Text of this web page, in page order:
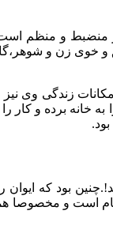
منضبط و منظم
خوی زن و
زندگی وی
برده و کار را
بود که
بام است و مخصوصا